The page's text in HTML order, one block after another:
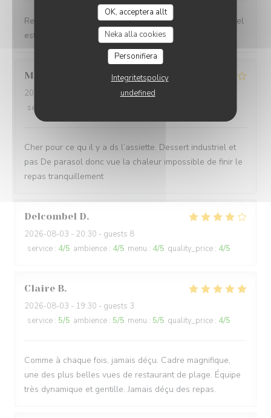
OK, acceptera allt
Neka alla cookies
Personifiera
Integritetspolicy
undefined
Restaurant au bord de l’eau face à l’île d’Or, le personnel
est accueillant et agréable, les plats copieux
Mae
2026-08-04
- 13:30 - guests 2
service
Cher pour ce qu il y a ds l’assiette. Dessert industriel et
pas De parasol donc vue la chaleur impossible de finir le
repas tranquillement
Delcombel D
2026-08-03 - 20:30 - guests 8
service : 4/5 ambience : 4/5 menu : 4/5 quality_price : 4/5
Claire B
2026-08-03 - 19:30 - guests 3
service : 5/5 ambience : 5/5 menu : 5/5 quality_price : 4/5
Comme à chaque fois, jamais déçu. Cadre magnifique,
une des plus belles vues de restaurant de plage. Équipe
très dynamique et gentille. Jamais déçu des repas.
LA PLAGE DE L'ÎLE D'OR